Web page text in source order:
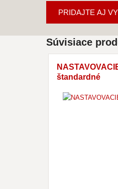
PRIDAJTE AJ
Súvisiace
štandardné